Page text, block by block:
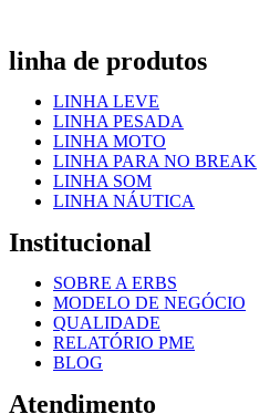
linha de produtos
LINHA LEVE
LINHA PESADA
LINHA MOTO
LINHA PARA NO BREAK
LINHA SOM
LINHA NÁUTICA
Institucional
SOBRE A ERBS
MODELO DE NEGÓCIO
QUALIDADE
RELATÓRIO PME
BLOG
Atendimento